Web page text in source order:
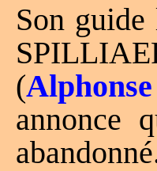
Son guide
(
annonce